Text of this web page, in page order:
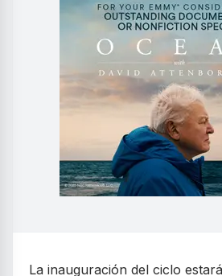
La inauguración del ciclo